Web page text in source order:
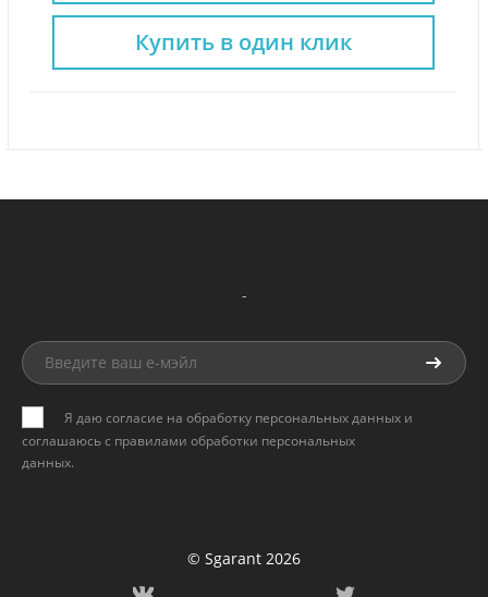
Купить в один клик
-
Я даю согласие на обработку персональных данных и
соглашаюсь с правилами обработки персональных
данных.
© Sgarant 2026